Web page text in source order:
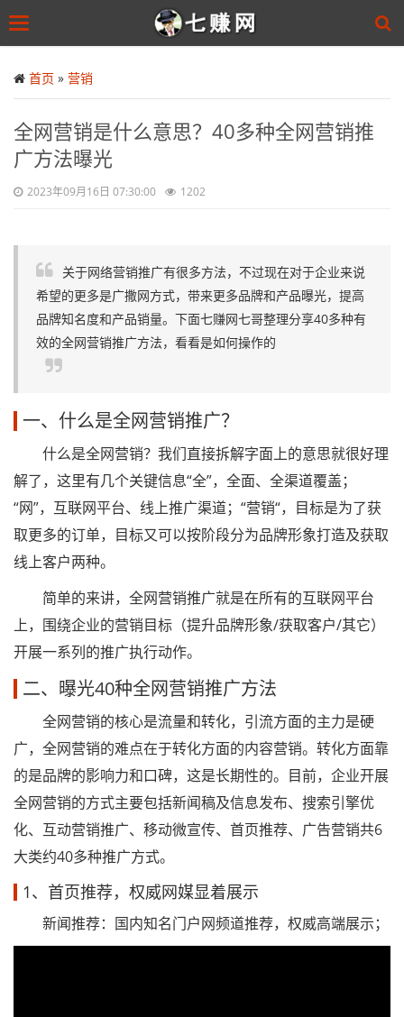
to
main
Toggle
首页 » 营销
全网营销是什么意思？40多种全网营销推
广方法曝光
2023年09月16日 07:30:00 1202
关于网络营销推广有很多方法，不过现在对于企业来说
希望的更多是广撒网方式，带来更多品牌和产品曝光，提高
品牌知名度和产品销量。下面七赚网七哥整理分享40多种有
效的全网营销推广方法，看看是如何操作的
一、什么是全网营销推广？
什么是全网营销？我们直接拆解字面上的意思就很好理
解了，这里有几个关键信息“全”，全面、全渠道覆盖；
“网”，互联网平台、线上推广渠道；“营销“，目标是为了获
取更多的订单，目标又可以按阶段分为品牌形象打造及获取
线上客户两种。
简单的来讲，全网营销推广就是在所有的互联网平台
上，围绕企业的营销目标（提升品牌形象/获取客户/其它）
开展一系列的推广执行动作。
二、曝光40种全网营销推广方法
全网营销的核心是流量和转化，引流方面的主力是硬
广，全网营销的难点在于转化方面的内容营销。转化方面靠
的是品牌的影响力和口碑，这是长期性的。目前，企业开展
全网营销的方式主要包括新闻稿及信息发布、搜索引擎优
化、互动营销推广、移动微宣传、首页推荐、广告营销共6
大类约40多种推广方式。
1、首页推荐，权威网媒显着展示
新闻推荐：国内知名门户网频道推荐，权威高端展示；